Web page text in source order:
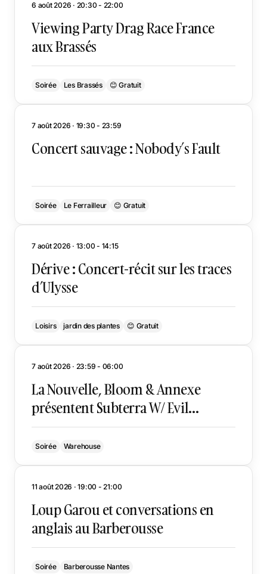
6 août 2026 · 20:30 - 22:00
Viewing Party Drag Race France
aux Brassés
Soirée Les Brassés 😊 Gratuit
7 août 2026 · 19:30 - 23:59
Concert sauvage : Nobody’s Fault
Soirée Le Ferrailleur 😊 Gratuit
7 août 2026 · 13:00 - 14:15
Dérive : Concert-récit sur les traces
d’Ulysse
Loisirs jardin des plantes 😊 Gratuit
7 août 2026 · 23:59 - 06:00
La Nouvelle, Bloom & Annexe
présentent Subterra W/ Evil
Grimace
Soirée Warehouse
11 août 2026 · 19:00 - 21:00
Loup Garou et conversations en
anglais au Barberousse
Soirée Barberousse Nantes